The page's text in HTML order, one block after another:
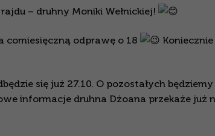
– druhny Moniki Wełnickiej!
comiesięczną odprawę o 18
Koniecznie
się już 27.10. O pozostałych będziemy
informacje druhna Dżoana przekaże już